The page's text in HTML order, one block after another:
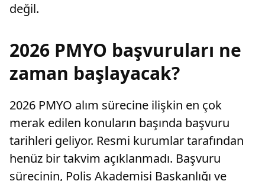
değil.
2026 PMYO başvuruları ne
zaman başlayacak?
2026 PMYO alım sürecine ilişkin en çok
merak edilen konuların başında başvuru
tarihleri geliyor. Resmi kurumlar tarafından
henüz bir takvim açıklanmadı. Başvuru
sürecinin, Polis Akademisi Başkanlığı ve